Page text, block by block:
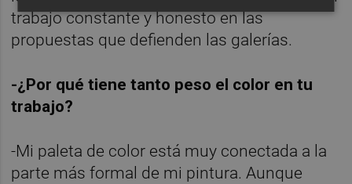
trabajo constante y honesto en las
propuestas que defienden las galerías.
-¿Por qué tiene tanto peso el color en tu
trabajo?
-Mi paleta de color está muy conectada a la
parte más formal de mi pintura. Aunque